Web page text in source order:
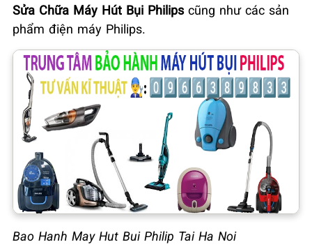
Sửa Chữa Máy Hút Bụi Philips cũng như các sản
phẩm điện máy Philips.
Bao Hanh May Hut Bui Philip Tai Ha Noi